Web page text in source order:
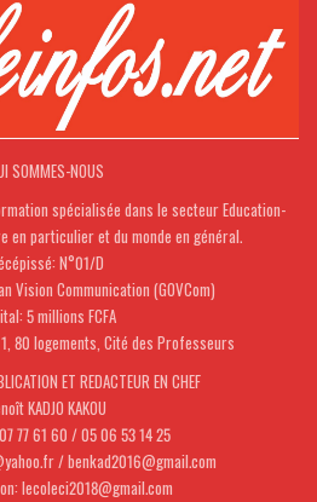
SOMMES-NOUS
spécialisée dans le secteur Education-
en particulier et du monde en général.
N°01/D
Vision Communication (GOVCom)
5 millions FCFA
80 logements, Cité des Professeurs
ET REDACTEUR EN CHEF
KADJO KAKOU
77 61 60 / 05 06 53 14 25
/ benkad2016@gmail.com
lecoleci2018@gmail.com